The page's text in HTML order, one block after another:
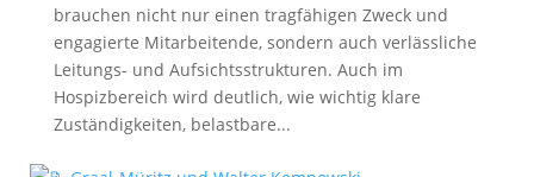
brauchen nicht nur einen tragfähigen Zweck und
engagierte Mitarbeitende, sondern auch verlässliche
Leitungs- und Aufsichtsstrukturen. Auch im
Hospizbereich wird deutlich, wie wichtig klare
Zuständigkeiten, belastbare...